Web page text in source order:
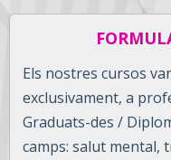
Els nostres cursos
exclusivament, a
Graduats-des /
camps: salut mental,